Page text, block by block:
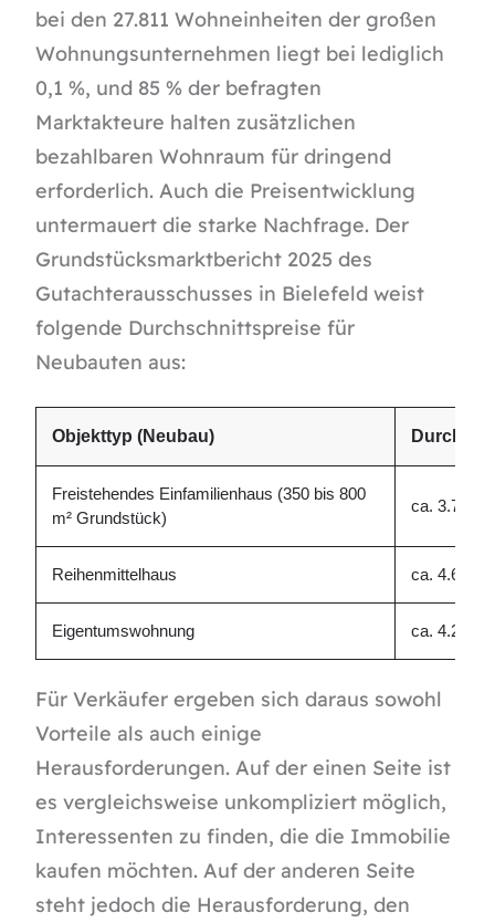
bei den 27.811 Wohneinheiten der großen
Wohnungsunternehmen liegt bei lediglich
0,1 %, und 85 % der befragten
Marktakteure halten zusätzlichen
bezahlbaren Wohnraum für dringend
erforderlich. Auch die Preisentwicklung
untermauert die starke Nachfrage. Der
Grundstücksmarktbericht 2025 des
Gutachterausschusses in Bielefeld weist
folgende Durchschnittspreise für
Neubauten aus:
Objekttyp (Neubau)
Freistehendes Einfamilienhaus (350 bis 800
m² Grundstück)
ca. 3.710
Reihenmittelhaus ca. 4.610
Eigentumswohnung ca. 4.230
Für Verkäufer ergeben sich daraus sowohl
Vorteile als auch einige
Herausforderungen. Auf der einen Seite ist
es vergleichsweise unkompliziert möglich,
Interessenten zu finden, die die Immobilie
kaufen möchten. Auf der anderen Seite
steht jedoch die Herausforderung, den